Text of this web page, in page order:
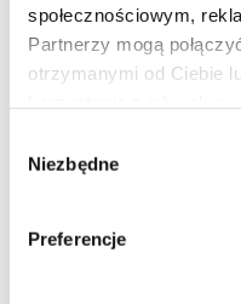
społecznościowym,
Partnerzy mogą
otrzymanymi od Ciebie
zgody
Niezbędne
Preferencje
Mandalorian i
posiadać własne oklurary
ekranem na dużej sali
Złowrogie Imperium